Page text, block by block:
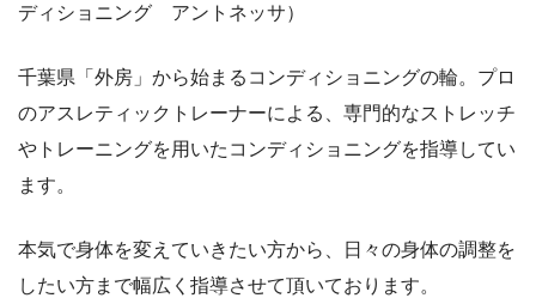
ディショニング アントネッサ）
千葉県「外房」から始まるコンディショニングの輪。プロ
のアスレティックトレーナーによる、専門的なストレッチ
やトレーニングを用いたコンディショニングを指導してい
ます。
本気で身体を変えていきたい方から、日々の身体の調整を
したい方まで幅広く指導させて頂いております。